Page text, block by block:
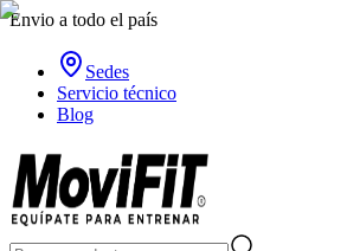
Envio a todo el país
Sedes
Servicio técnico
Blog